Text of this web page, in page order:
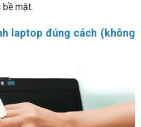
bề mặt.
laptop đúng cách (không